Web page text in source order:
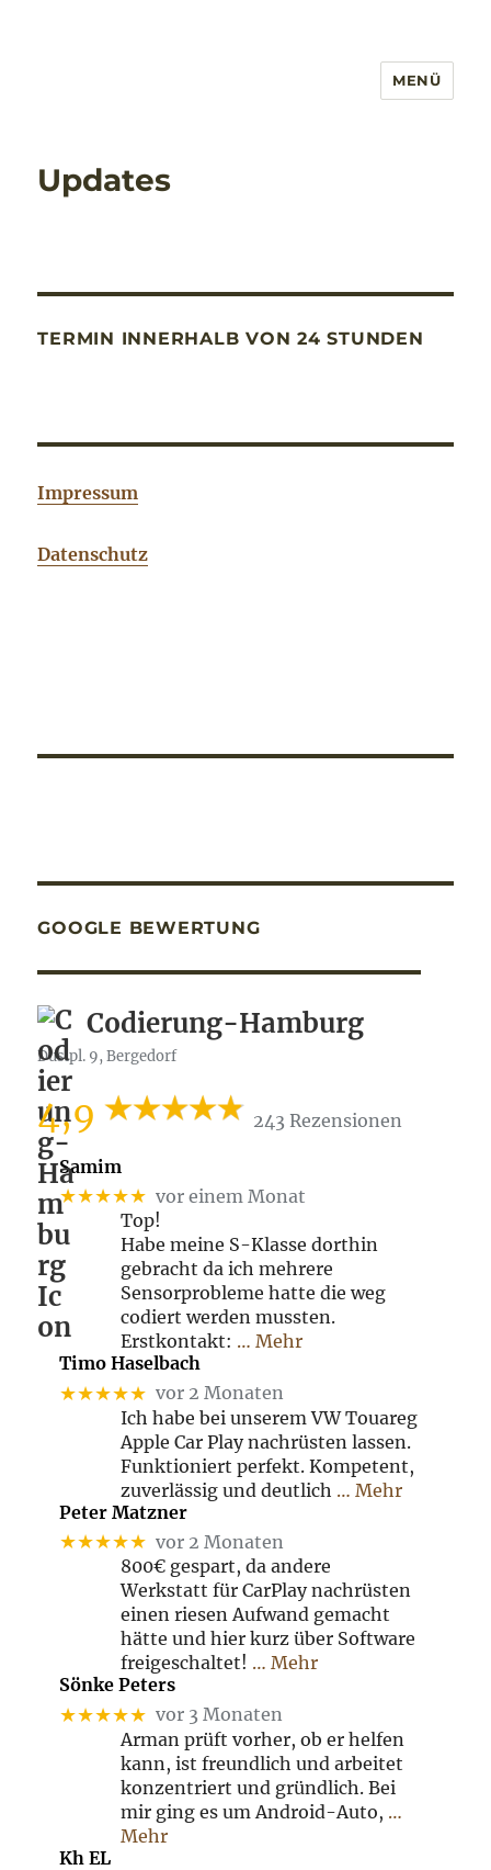
MENÜ
Updates
TERMIN INNERHALB VON 24 STUNDEN
Impressum
Datenschutz
GOOGLE BEWERTUNG
Codierung-Hamburg
Dusipl. 9, Bergedorf
4,9 243 Rezensionen
Samim
★★★★★ vor einem Monat
Top!
Habe meine S-Klasse dorthin
gebracht da ich mehrere
Sensorprobleme hatte die weg
codiert werden mussten.
Erstkontakt: … Mehr
Timo Haselbach
★★★★★ vor 2 Monaten
Ich habe bei unserem VW Touareg
Apple Car Play nachrüsten lassen.
Funktioniert perfekt. Kompetent,
zuverlässig und deutlich … Mehr
Peter Matzner
★★★★★ vor 2 Monaten
800€ gespart, da andere
Werkstatt für CarPlay nachrüsten
einen riesen Aufwand gemacht
hätte und hier kurz über Software
freigeschaltet! … Mehr
Sönke Peters
★★★★★ vor 3 Monaten
Arman prüft vorher, ob er helfen
kann, ist freundlich und arbeitet
konzentriert und gründlich. Bei
mir ging es um Android-Auto, …
Mehr
Kh EL